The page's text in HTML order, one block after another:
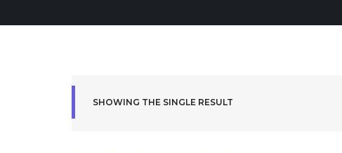
SHOWING THE SINGLE RESULT